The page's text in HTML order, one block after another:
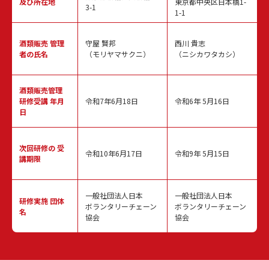
酒類販売管理
者の氏名
酒類販売管理
研修受講 年月
日
次回研修の受
講期限
研修実施 団体
名
3-1
守屋 賢邦
（モリヤマサクニ）
令和7年6月18日
令和10年6月17日
一般社団法人日本
ボランタリーチェーン
協会
1-1
西川 貴志
（ニシカワタカシ）
令和6年 5月16日
令和9年 5月15日
一般社団法人日本
ボランタリーチェーン
協会